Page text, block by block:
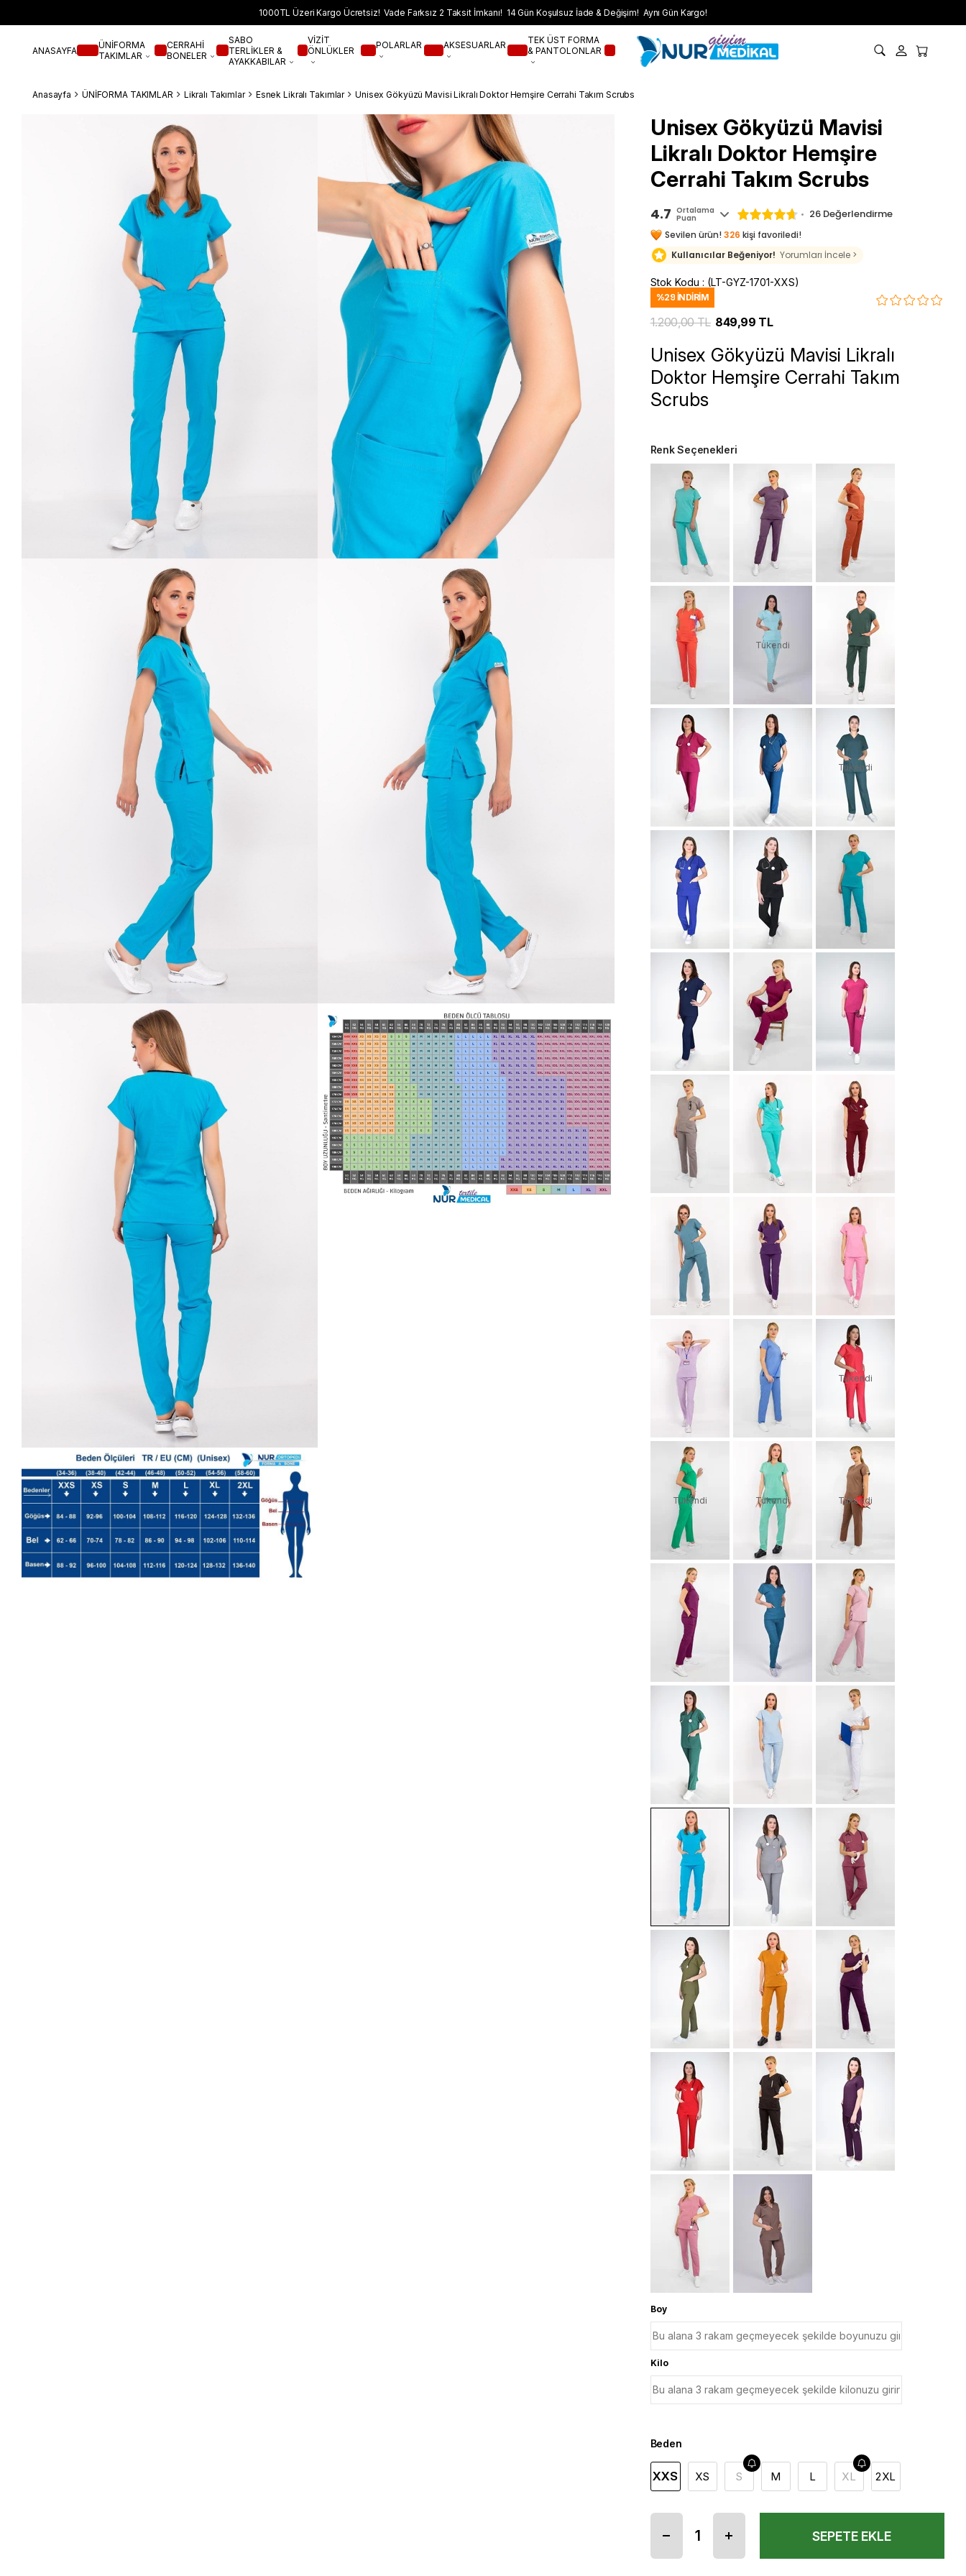
1000TL Üzeri Kargo Ücretsiz! Vade Farksız 2 Taksit İmkanı! 14 Gün Koşulsuz İade & Değişim! Aynı Gün Kargo!
ANASAYFA
ÜNİFORMA
TAKIMLAR
CERRAHİ
BONELER
SABO
TERLİKLER &
AYAKKABILAR
VİZİT
ÖNLÜKLER
POLARLAR AKSESUARLAR
TEK ÜST FORMA
& PANTOLONLAR
Anasayfa ÜNİFORMA TAKIMLAR Likralı Takımlar Esnek Likralı Takımlar Unisex Gökyüzü Mavisi Likralı Doktor Hemşire Cerrahi Takım Scrubs
Unisex Gökyüzü Mavisi
Likralı Doktor Hemşire
Cerrahi Takım Scrubs
4.7 Ortalama
Puan 26 Değerlendirme
Sevilen ürün! 326 kişi favoriledi!
Kullanıcılar Beğeniyor! Yorumları İncele >
Stok Kodu (LT-GYZ-1701-XXS)
%29 İNDIRIM
1.200,00 TL 849,99 TL
Unisex Gökyüzü Mavisi Likralı
Doktor Hemşire Cerrahi Takım
Scrubs
Renk Seçenekleri
Tükendi
Tükendi
Tükendi
Tükendi Tükendi Tükendi
Boy
Kilo
Beden
XXS XS S M L XL 2XL